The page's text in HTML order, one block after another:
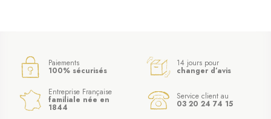
Paiements
100% sécurisés
14 jours pour
changer d’avis
Entreprise Française
familiale née en
1844
Service client au
03 20 24 74 15